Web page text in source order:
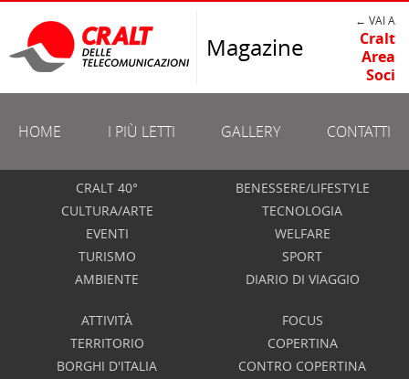
Magazine
← VAI A
Cralt
Area
Soci
HOME I PIÙ LETTI GALLERY CONTATTI
CRALT 40°
CULTURA/ARTE
EVENTI
TURISMO
AMBIENTE
BENESSERE/LIFESTYLE
TECNOLOGIA
WELFARE
SPORT
DIARIO DI VIAGGIO
ATTIVITÀ
TERRITORIO
BORGHI D'ITALIA
FOCUS
COPERTINA
CONTRO COPERTINA